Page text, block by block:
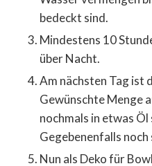
bedeckt sind.
Mindestens 10 Stunden ziehen lassen - am besten
über Nacht.
Am nächsten Tag ist der Karottenlachs fertig.
Gewünschte Menge
nochmals in etwas Öl
Gegebenenfalls noch
Nun als Deko für Bowls, als Topping für Toast